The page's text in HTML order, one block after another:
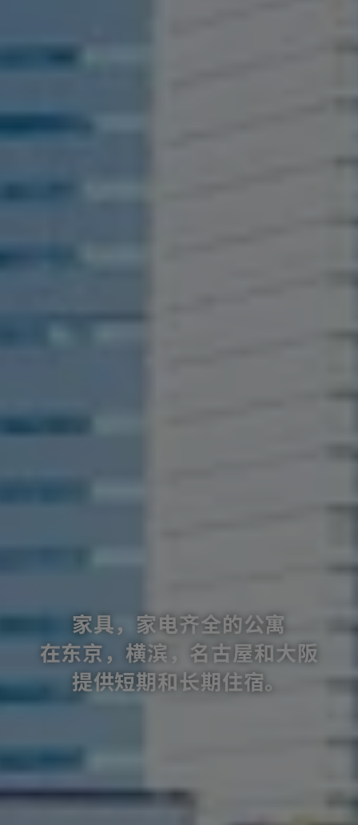
家具，家电齐全的公寓
在东京，横滨，名古屋和大阪
提供短期和长期住宿。